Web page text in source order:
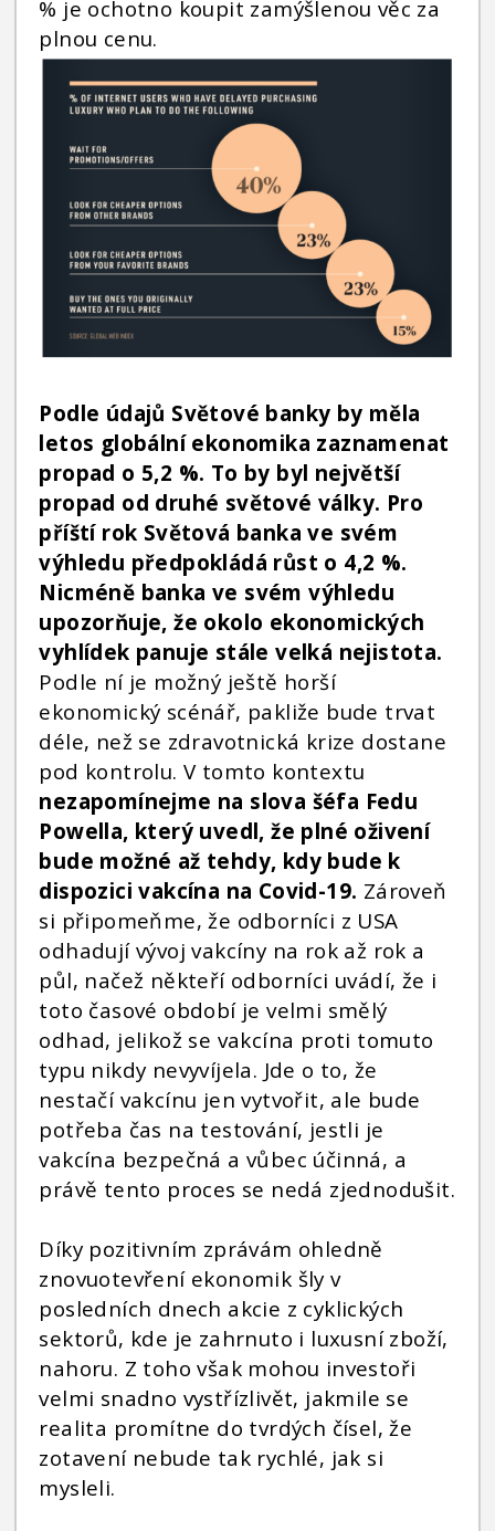
% je ochotno koupit zamýšlenou věc za
plnou cenu.
Podle údajů Světové banky by měla
letos globální ekonomika zaznamenat
propad o 5,2 %. To by byl největší
propad od druhé světové války. Pro
příští rok Světová banka ve svém
výhledu předpokládá růst o 4,2 %.
Nicméně banka ve svém výhledu
upozorňuje, že okolo ekonomických
vyhlídek panuje stále velká nejistota.
Podle ní je možný ještě horší
ekonomický scénář, pakliže bude trvat
déle, než se zdravotnická krize dostane
pod kontrolu. V tomto kontextu
nezapomínejme na slova šéfa Fedu
Powella, který uvedl, že plné oživení
bude možné až tehdy, kdy bude k
dispozici vakcína na Covid-19. Zároveň
si připomeňme, že odborníci z USA
odhadují vývoj vakcíny na rok až rok a
půl, načež někteří odborníci uvádí, že i
toto časové období je velmi smělý
odhad, jelikož se vakcína proti tomuto
typu nikdy nevyvíjela. Jde o to, že
nestačí vakcínu jen vytvořit, ale bude
potřeba čas na testování, jestli je
vakcína bezpečná a vůbec účinná, a
právě tento proces se nedá zjednodušit.
Díky pozitivním zprávám ohledně
znovuotevření ekonomik šly v
posledních dnech akcie z cyklických
sektorů, kde je zahrnuto i luxusní zboží,
nahoru. Z toho však mohou investoři
velmi snadno vystřízlivět, jakmile se
realita promítne do tvrdých čísel, že
zotavení nebude tak rychlé, jak si
mysleli.